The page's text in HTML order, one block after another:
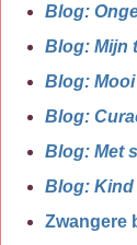
Blog:
Blog: Mijn
Blog:
Blog:
Blog: Met
Blog: Kind
Zwangere